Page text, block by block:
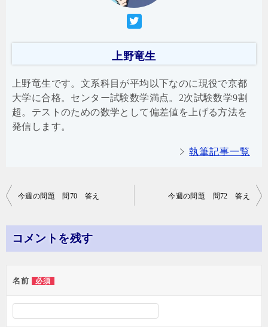
上野竜生
上野竜生です。文系科目が平均以下なのに現役で京都
大学に合格。センター試験数学満点。2次試験数学9割
超。テストのための数学として偏差値を上げる方法を
発信します。
執筆記事一覧
投
ナ
ビ
今週の問題 問70 答え 今週の問題 問72 答え
コメントを残す
名前 必須